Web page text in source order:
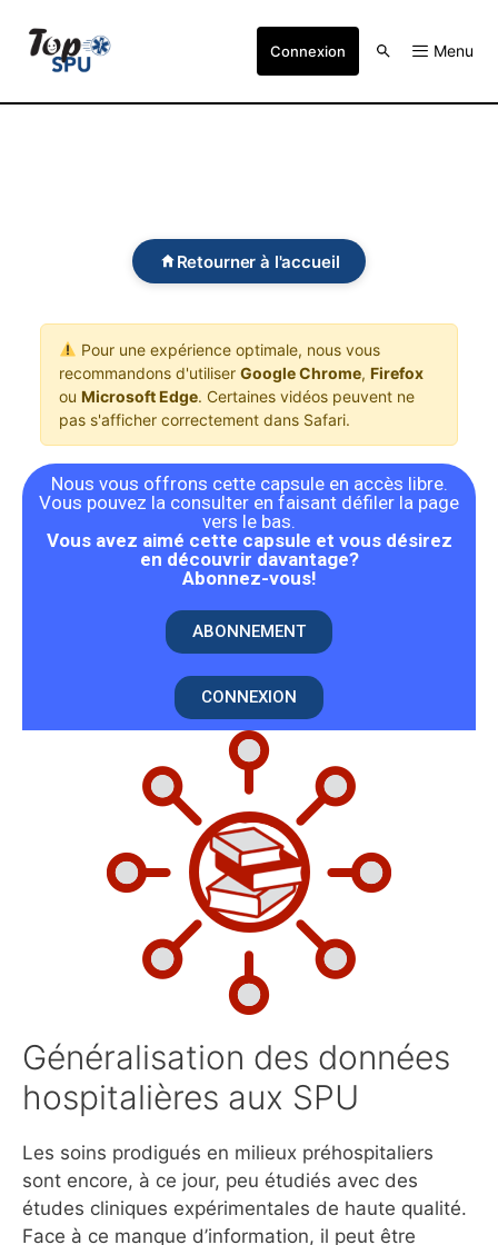
Connexion Menu
Retourner à l'accueil
Pour une expérience optimale, nous vous
recommandons d'utiliser Google Chrome, Firefox
ou Microsoft Edge. Certaines vidéos peuvent ne
pas s'afficher correctement dans Safari.
Nous vous offrons cette capsule en accès libre.
Vous pouvez la consulter en faisant défiler la page
vers le bas.
Vous avez aimé cette capsule et vous désirez
en découvrir davantage?
Abonnez-vous!
ABONNEMENT
CONNEXION
Généralisation des données
hospitalières aux SPU
Les soins prodigués en milieux préhospitaliers
sont encore, à ce jour, peu étudiés avec des
études cliniques expérimentales de haute qualité.
Face à ce manque d’information, il peut être